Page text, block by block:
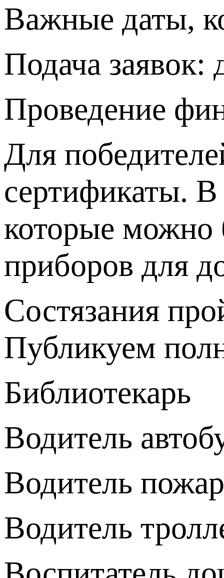
Важные даты,
Подача заявок:
Проведение
Для
сертификаты. В
которые можно
приборов для
Состязания
Публикуем
Библиотекарь
Водитель
Водитель
Водитель